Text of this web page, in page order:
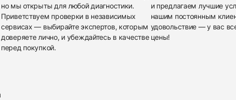
но мы открыты для любой диагностики.
Приветствуем проверки в независимых
сервисах — выбирайте экспертов, которым
доверяете лично, и убеждайтесь в качестве
перед покупкой.
и предлагаем лучшие
нашим постоянным
удовольствие — у вас
цены!